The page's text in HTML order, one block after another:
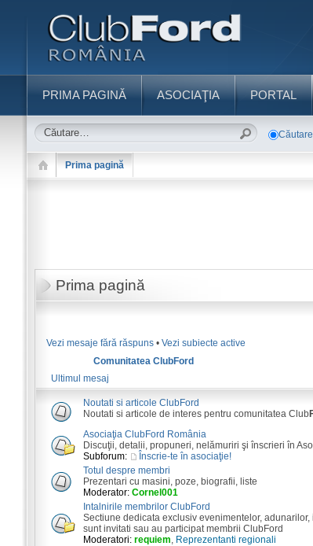
PRIMA PAGINĂ ASOCIAŢIA PORTAL
Prima pagină
Prima pagină
Vezi mesaje fără răspuns• Vezi subiecte active
Comunitatea ClubFord
Ultimul mesaj
Noutati si articole ClubFord
Noutati si articole de interes pentru comunitatea Club
Asociaţia ClubFord România
Discuţii, detalii, propuneri, nelămuriri şi înscrieri în
Subforum:
Înscrie-te în asociaţie!
Totul despre membri
Prezentari cu masini, poze, biografii, liste
Moderator: Cornel001
Intalnirile membrilor ClubFord
Sectiune dedicata exclusiv evenimentelor,
sunt invitati sau au participat membrii ClubFord
Moderatori: requiem, Reprezentanti regionali